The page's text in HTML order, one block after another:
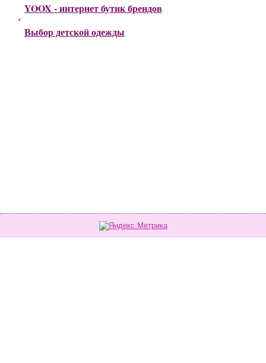
YOOX - интернет бутик брендов
Выбор детской одежды